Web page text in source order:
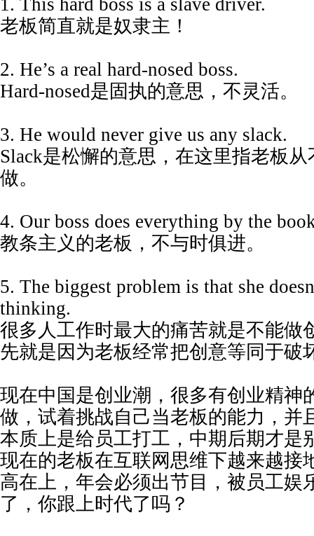
1. This hard boss is a slave driver.
老板简直就是奴隶主！
2. He’s a real hard-nosed boss.
Hard-nosed是固执的意思，不灵活。
3. He would never give us any slack.
Slack是松懈的意思，在这里指老板
做。
4. Our boss does everything by the
教条主义的老板，不与时俱进。
5. The biggest problem is that she
thinking.
很多人工作时最大的痛苦就是不能做
先就是因为老板经常把创意等同于破
现在中国是创业潮，很多有创业精神
做，试着挑战自己当老板的能力，并
本质上是给员工打工，中期后期才是
现在的老板在互联网思维下越来越接
高在上，年会必须出节目，被员工娱
了，你跟上时代了吗？